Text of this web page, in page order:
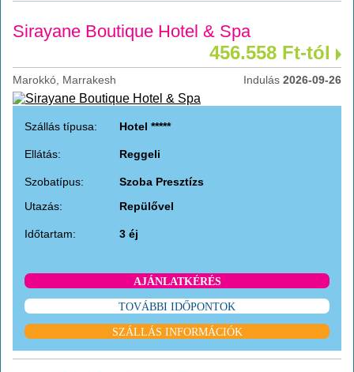
Sirayane Boutique Hotel & Spa
456.558 Ft-tól
Marokkó, Marrakesh Indulás 2026-09-26
Szállás típusa: Hotel *****
Ellátás: Reggeli
Szobatípus:
Szoba Presztízs
Utazás:
Repülővel
Időtartam: 3 éj
AJÁNLATKÉRÉS
TOVÁBBI IDŐPONTOK
SZÁLLÁS INFORMÁCIÓK